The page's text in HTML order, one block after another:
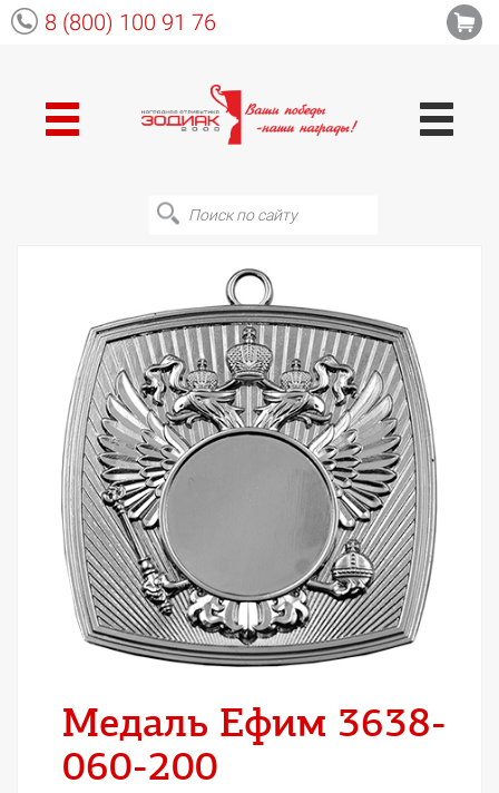
8 (800) 100 91 76
Медаль Ефим 3638-
060-200